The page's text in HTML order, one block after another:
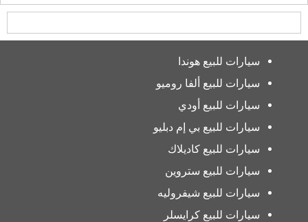
سيارات للبيع هوندا
سيارات للبيع ألفا روميو
سيارات للبيع أودي
سيارات للبيع بي إم دبليو
سيارات للبيع كاديلاك
سيارات للبيع ستروين
سيارات للبيع شيفروليه
سيارات للبيع كرايسلر